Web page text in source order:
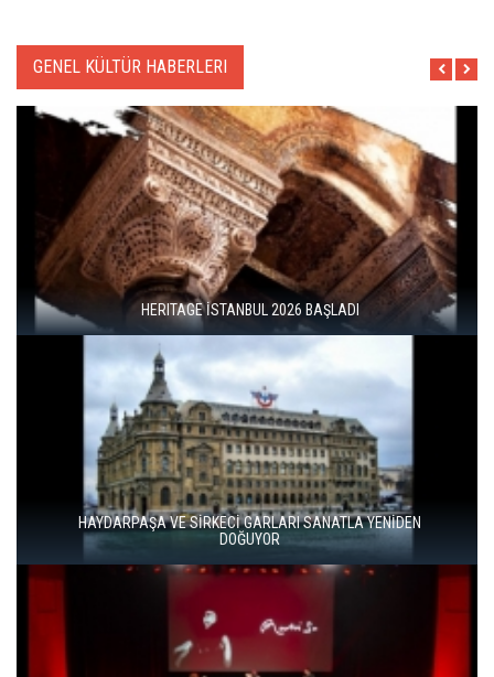
GENEL KÜLTÜR HABERLERI
HERITAGE İSTANBUL 2026 BAŞLADI
HAYDARPAŞA VE SİRKECİ GARLARI SANATLA YENİDEN
DOĞUYOR